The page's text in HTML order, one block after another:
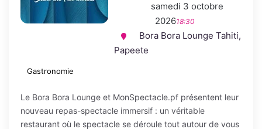
samedi 3 octobre
202618:30
Bora Bora Lounge Tahiti,
Papeete
Gastronomie
Le Bora Bora Lounge et MonSpectacle.pf présentent leur
nouveau repas-spectacle immersif : un véritable
restaurant où le spectacle se déroule tout autour de vous